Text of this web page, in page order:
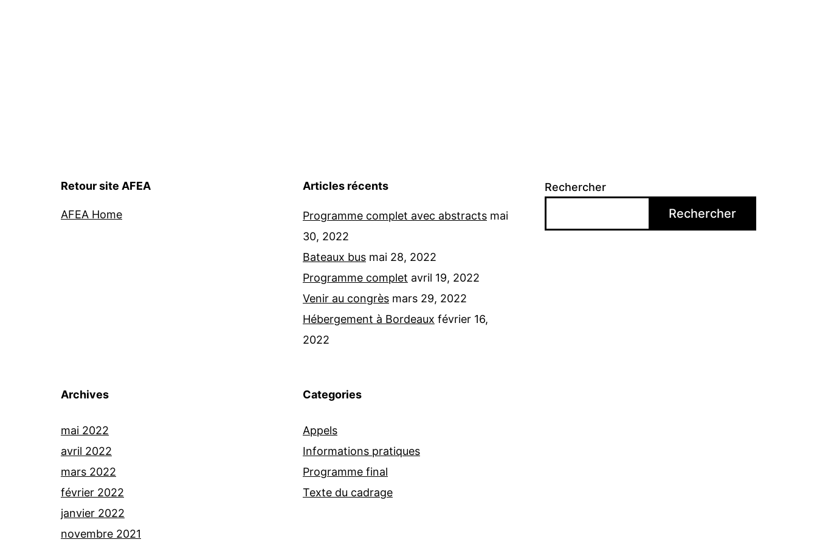
Retour site AFEA
AFEA Home
Articles récents
Programme complet avec abstracts mai
30, 2022
Bateaux bus mai 28, 2022
Programme complet avril 19, 2022
Venir au congrès mars 29, 2022
Hébergement à Bordeaux février 16,
2022
Rechercher
Rechercher
Archives
mai 2022
avril 2022
mars 2022
février 2022
janvier 2022
novembre 2021
Categories
Appels
Informations pratiques
Programme final
Texte du cadrage